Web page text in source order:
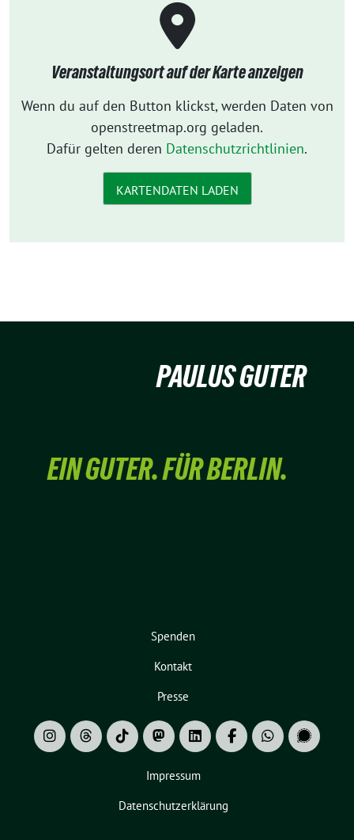
Veranstaltungsort auf der Karte anzeigen
Wenn du auf den Button klickst, werden Daten von
openstreetmap.org geladen.
Dafür gelten deren Datenschutzrichtlinien.
KARTENDATEN LADEN
PAULUS GUTER
EIN GUTER. FÜR BERLIN.
Spenden
Kontakt
Presse
Impressum
Datenschutzerklärung